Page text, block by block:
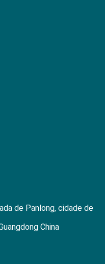
de Panlong, cidade de
China